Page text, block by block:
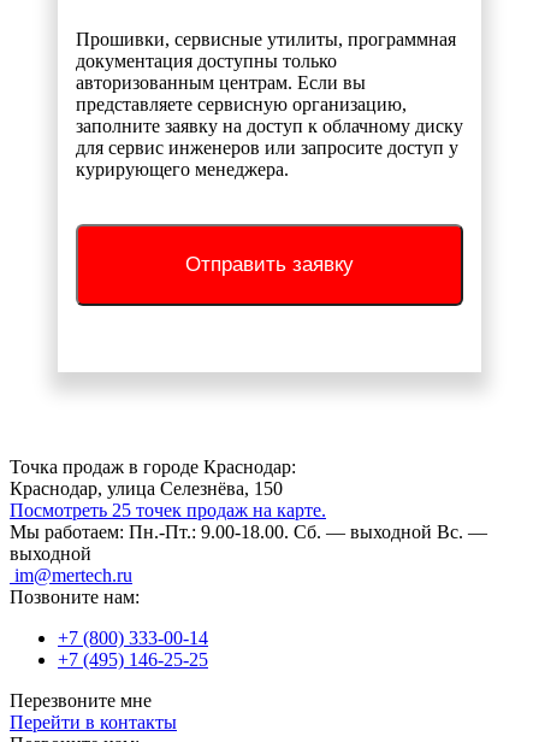
Прошивки, сервисные утилиты, программная
документация доступны только
авторизованным центрам. Если вы
представляете сервисную организацию,
заполните заявку на доступ к облачному диску
для сервис инженеров или запросите доступ у
курирующего менеджера.
Отправить заявку
Точка продаж в городе Краснодар:
Краснодар, улица Селезнёва, 150
Посмотреть 25 точек продаж на карте.
Мы работаем: Пн.-Пт.: 9.00-18.00. Сб. — выходной Вс. —
выходной
im@mertech.ru
Позвоните нам:
+7 (800) 333-00-14
+7 (495) 146-25-25
Перезвоните мне
Перейти в контакты